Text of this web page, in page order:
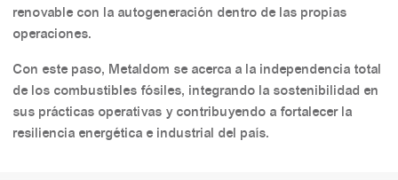
renovable con la autogeneración dentro de las propias
operaciones.
Con este paso, Metaldom se acerca a la independencia total
de los combustibles fósiles, integrando la sostenibilidad en
sus prácticas operativas y contribuyendo a fortalecer la
resiliencia energética e industrial del país.